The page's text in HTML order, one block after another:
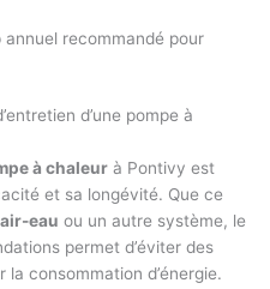
annuel recommandé pour
d’une pompe à
à chaleur à Pontivy est
et sa longévité. Que ce
eau ou un autre système, le
permet d’éviter des
la consommation d’énergie.